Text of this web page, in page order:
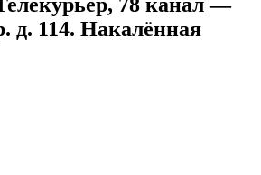
д. 114. Накалённая